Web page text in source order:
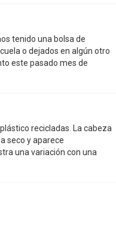
tenido una bolsa de
o dejados en algún otro
este pasado mes de
recicladas. La cabeza
seco y aparece
una variación con una